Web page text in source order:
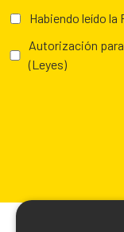
Habiendo leído
Autorización
(Leyes)